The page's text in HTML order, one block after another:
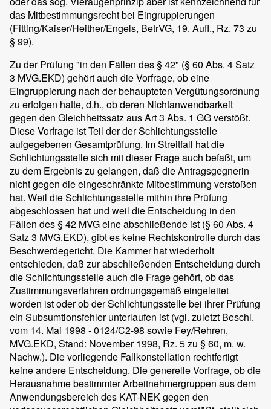
das Mitbestimmungsrecht bei Eingruppierungen
(Fitting/Kaiser/Heither/Engels, BetrVG, 19. Aufl., Rz. 73 zu
§ 99).
Zu der Prüfung "in den Fällen des § 42" (§ 60 Abs. 4 Satz
3 MVG.EKD) gehört auch die Vorfrage, ob eine
Eingruppierung nach der behaupteten Vergütungsordnung
zu erfolgen hatte, d.h., ob deren Nichtanwendbarkeit
gegen den Gleichheitssatz aus Art 3 Abs. 1 GG verstößt.
Diese Vorfrage ist Teil der der Schlichtungsstelle
aufgegebenen Gesamtprüfung. Im Streitfall hat die
Schlichtungsstelle sich mit dieser Frage auch befaßt, um
zu dem Ergebnis zu gelangen, daß die Antragsgegnerin
nicht gegen die eingeschränkte Mitbestimmung verstoßen
hat. Weil die Schlichtungsstelle mithin ihre Prüfung
abgeschlossen hat und weil die Entscheidung in den
Fällen des § 42 MVG eine abschließende ist (§ 60 Abs. 4
Satz 3 MVG.EKD), gibt es keine Rechtskontrolle durch das
Beschwerdegericht. Die Kammer hat wiederholt
entschieden, daß zur abschließenden Entscheidung durch
die Schlichtungsstelle auch die Frage gehört, ob das
Zustimmungsverfahren ordnungsgemäß eingeleitet
worden ist oder ob der Schlichtungsstelle bei ihrer Prüfung
ein Subsumtionsfehler unterlaufen ist (vgl. zuletzt Beschl.
vom 14. Mai 1998 - 0124/C2-98 sowie Fey/Rehren,
MVG.EKD, Stand: November 1998, Rz. 5 zu § 60, m. w.
Nachw.). Die vorliegende Fallkonstellation rechtfertigt
keine andere Entscheidung. Die generelle Vorfrage, ob die
Herausnahme bestimmter Arbeitnehmergruppen aus dem
Anwendungsbereich des KAT-NEK gegen den